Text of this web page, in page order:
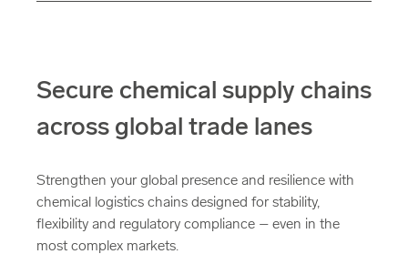
Secure chemical supply chains
across global trade lanes
Strengthen your global presence and resilience with
chemical logistics chains designed for stability,
flexibility and regulatory compliance – even in the
most complex markets.